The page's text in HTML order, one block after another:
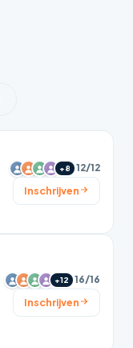
+8 12/12
Inschrijven
+12 16/16
Inschrijven